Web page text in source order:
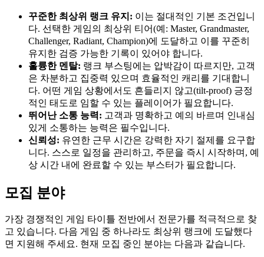
꾸준한 최상위 랭크 유지: 이는 절대적인 기본 조건입니
다. 선택한 게임의 최상위 티어(예: Master, Grandmaster,
Challenger, Radiant, Champion)에 도달하고 이를 꾸준히
유지한 검증 가능한 기록이 있어야 합니다.
훌륭한 멘탈: 랭크 부스팅에는 압박감이 따르지만, 고객
은 차분하고 집중력 있으며 효율적인 캐리를 기대합니
다. 어떤 게임 상황에서도 흔들리지 않고(tilt-proof) 긍정
적인 태도로 임할 수 있는 플레이어가 필요합니다.
뛰어난 소통 능력: 고객과 명확하고 예의 바르며 인내심
있게 소통하는 능력은 필수입니다.
신뢰성: 유연한 근무 시간은 강력한 자기 절제를 요구합
니다. 스스로 일정을 관리하고, 주문을 즉시 시작하며, 예
상 시간 내에 완료할 수 있는 부스터가 필요합니다.
모집 분야
가장 경쟁적인 게임 타이틀 전반에서 전문가를 적극적으로 찾
고 있습니다. 다음 게임 중 하나라도 최상위 랭크에 도달했다
면 지원해 주세요. 현재 모집 중인 분야는 다음과 같습니다.